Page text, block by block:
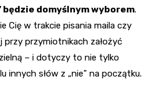
będzie domyślnym wyborem.
Cię w trakcie pisania maila czy
przy przymiotnikach założyć
– i dotyczy to nie tylko
innych słów z „nie” na początku.